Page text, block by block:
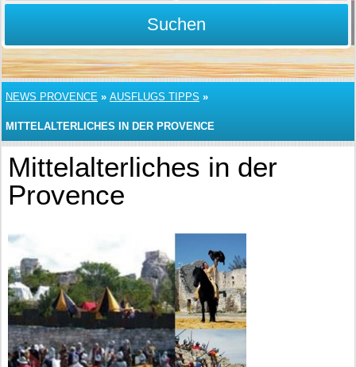
Suchen
NEWS PROVENCE » AUSFLUGS TIPPS »
MITTELALTERLICHES IN DER PROVENCE
Mittelalterliches in der
Provence